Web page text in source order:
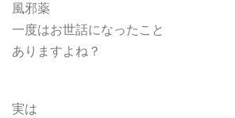
風邪薬
一度はお世話になったこと
ありますよね？
実は